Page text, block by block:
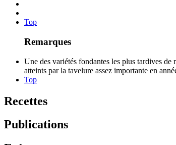
Top
Remarques
Une des variétés fondantes les plus tardives
atteints par la tavelure assez importante en
Top
Recettes
Publications